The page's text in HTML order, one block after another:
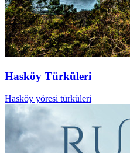
Hasköy Türküleri
Hasköy yöresi türküleri